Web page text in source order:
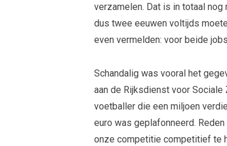
verzamelen. Dat is in totaal
dus twee eeuwen voltijds
even vermelden: voor beide
Schandalig was vooral het
aan de Rijksdienst voor
voetballer die een miljoen
euro was geplafonneerd.
onze competitie competitief te